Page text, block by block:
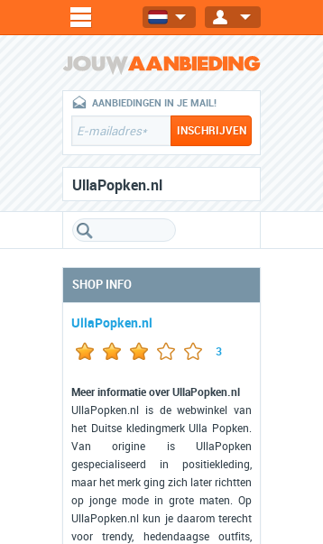
AANBIEDINGEN IN JE MAIL!
UllaPopken.nl
SHOP INFO
UllaPopken.nl
3
Meer informatie over UllaPopken.nl
UllaPopken.nl is de webwinkel van
het Duitse kledingmerk Ulla Popken.
Van origine is UllaPopken
gespecialiseerd in positiekleding,
maar het merk ging zich later richtten
op jonge mode in grote maten. Op
UllaPopken.nl kun je daarom terecht
voor trendy, hedendaagse outfits,